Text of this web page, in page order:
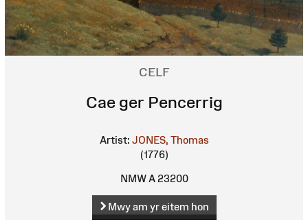
CELF
Cae ger Pencerrig
Artist: JONES, Thomas
(1776)
NMW A 23200
Mwy am yr eitem hon